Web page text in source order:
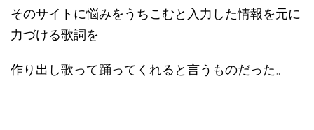
そのサイトに悩みをうちこむと入力した情報を元に
力づける歌詞を
作り出し歌って踊ってくれると言うものだった。